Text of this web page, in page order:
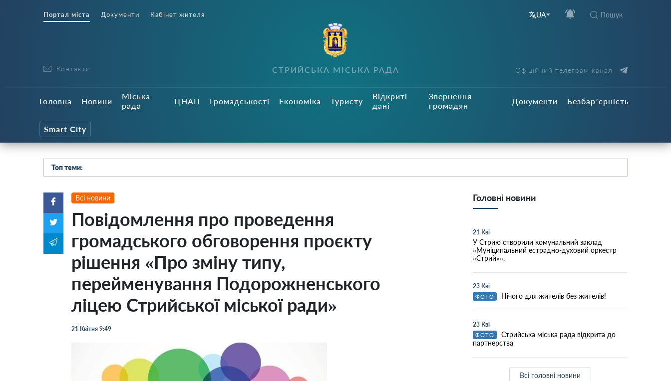
Портал міста Документи Кабінет жителя UA Пошук
Контакти СТРИЙСЬКА МІСЬКА РАДА Офіційний телеграм канал
Головна Новини
Міська
рада
ЦНАП Громадськості Економіка Туристу
Відкриті
дані
Звернення
громадян
Документи Безбар’єрність
Smart City
Топ теми:
Всі новини
Повідомлення про проведення
громадського обговорення проєкту
рішення «Про зміну типу,
перейменування Подорожненського
ліцею Стрийської міської ради»
21 Квітня 9:49
Головні новини
21 Кві
У Стрию створили комунальний заклад
«Муніципальний естрадно-духовий оркестр
«Стрий»».
23 Кві
ФОТО Нічого для жителів без жителів!
23 Кві
ФОТО
Стрийська міська рада відкрита до
партнерства
Всі головні новини